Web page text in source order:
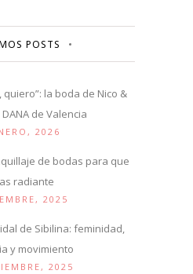
POSTS
quiero”: la boda de Nico &
de Valencia
2026
de bodas para que
radiante
2025
de Sibilina: feminidad,
y movimiento
2025